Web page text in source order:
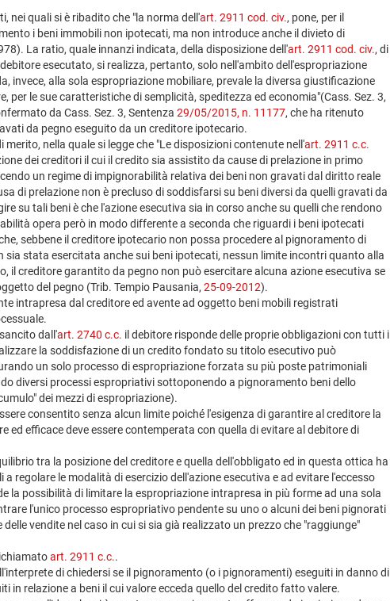
nei quali si è ribadito che "la norma dell'art. 2911 cod. civ., pone, per il
i beni immobili non ipotecati, ma non introduce anche il divieto di
La ratio, quale innanzi indicata, della disposizione dell'art. 2911 cod. civ., di
esecutato, si realizza, pertanto, solo nell'ambito dell'espropriazione
invece, alla sola espropriazione mobiliare, prevale la diversa giustificazione
per le sue caratteristiche di semplicità, speditezza ed economia"(Cass. Sez. 3,
da Cass. Sez. 3, Sentenza 29/05/2015, n. 11177, che ha ritenuto
da pegno eseguito da un creditore ipotecario.
nella quale si legge che "Le disposizioni contenute nell'art. 2911 c.c.
dei creditori il cui il credito sia assistito da cause di prelazione in primo
un regime di impignorabilità relativa dei beni non gravati dal diritto reale
di prelazione non è precluso di soddisfarsi su beni diversi da quelli gravati da
su tali beni è che l'azione esecutiva sia in corso anche su quelli che rendono
opera però in modo differente a seconda che riguardi i beni ipotecati
sebbene il creditore ipotecario non possa procedere al pignoramento di
stata esercitata anche sui beni ipotecati, nessun limite incontri quanto alla
il creditore garantito da pegno non può esercitare alcuna azione esecutiva se
del pegno (Trib. Tempio Pausania, 25-09-2012).
intrapresa dal creditore ed avente ad oggetto beni mobili registrati
dall'art. 2740 c.c. il debitore risponde delle proprie obbligazioni con tutti i
la soddisfazione di un credito fondato su titolo esecutivo può
un solo processo di espropriazione forzata su più poste patrimoniali
diversi processi espropriativi sottoponendo a pignoramento beni dello
dei mezzi di espropriazione).
consentito senza alcun limite poiché l'esigenza di garantire al creditore la
ed efficace deve essere contemperata con quella di evitare al debitore di
tra la posizione del creditore e quella dell'obbligato ed in questa ottica ha
regolare le modalità di esercizio dell'azione esecutiva e ad evitare l'eccesso
la possibilità di limitare la espropriazione intrapresa in più forme ad una sola
l'unico processo espropriativo pendente su uno o alcuni dei beni pignorati
vendite nel caso in cui si sia già realizzato un prezzo che "raggiunge"
art. 2911 c.c..
di chiedersi se il pignoramento (o i pignoramenti) eseguiti in danno di
in relazione a beni il cui valore ecceda quello del credito fatto valere.